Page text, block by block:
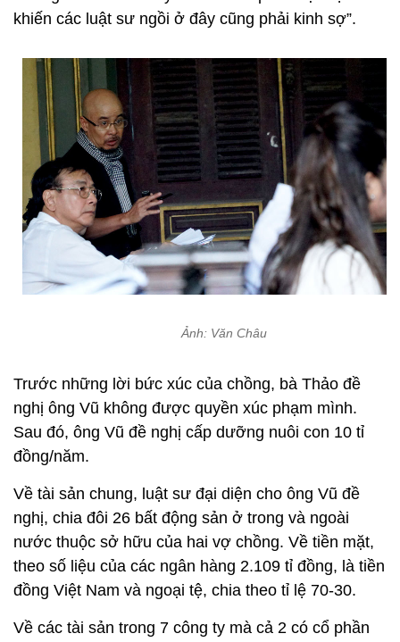
khiến các luật sư ngồi ở đây cũng phải kinh sợ”.
Ảnh: Văn Châu
Trước những lời bức xúc của chồng, bà Thảo đề
nghị ông Vũ không được quyền xúc phạm mình.
Sau đó, ông Vũ đề nghị cấp dưỡng nuôi con 10 tỉ
đồng/năm.
Về tài sản chung, luật sư đại diện cho ông Vũ đề
nghị, chia đôi 26 bất động sản ở trong và ngoài
nước thuộc sở hữu của hai vợ chồng. Về tiền mặt,
theo số liệu của các ngân hàng 2.109 tỉ đồng, là tiền
đồng Việt Nam và ngoại tệ, chia theo tỉ lệ 70-30.
Về các tài sản trong 7 công ty mà cả 2 có cổ phần